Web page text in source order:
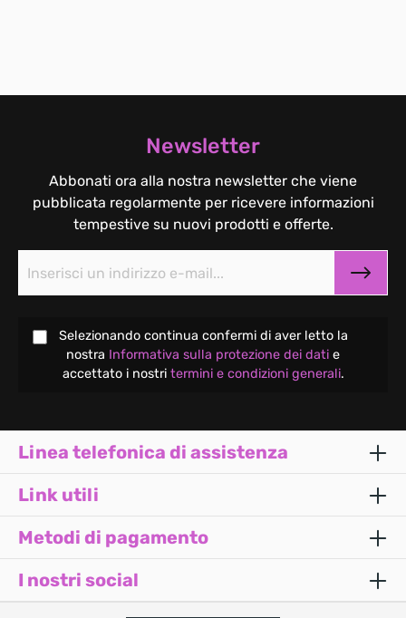
Newsletter
Abbonati ora alla nostra newsletter che viene
pubblicata regolarmente per ricevere informazioni
tempestive su nuovi prodotti e offerte.
Selezionando continua confermi di aver letto la
nostra Informativa sulla protezione dei dati e
accettato i nostri termini e condizioni generali.
Linea telefonica di assistenza
Link utili
Metodi di pagamento
I nostri social